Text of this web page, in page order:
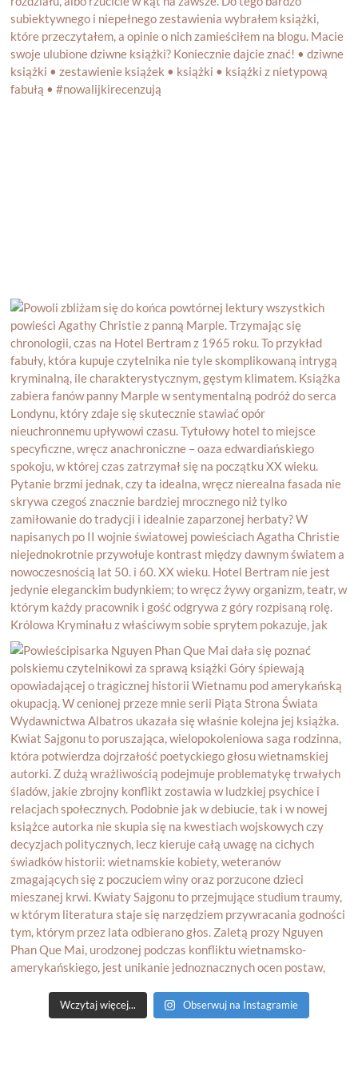
Wczytaj więcej... Obserwuj na Instagramie